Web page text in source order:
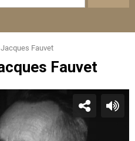
Fauvet
Fauvet